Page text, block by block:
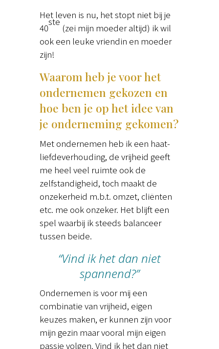
Het leven is nu, het stopt niet bij je
40
ste
(zei mijn moeder altijd) ik wil
ook een leuke vriendin en moeder
zijn!
Waarom heb je voor het
ondernemen gekozen en
hoe ben je op het idee van
je onderneming gekomen?
Met ondernemen heb ik een haat-
liefdeverhouding, de vrijheid geeft
me heel veel ruimte ook de
zelfstandigheid, toch maakt de
onzekerheid m.b.t. omzet, cliënten
etc. me ook onzeker. Het blijft een
spel waarbij ik steeds balanceer
tussen beide.
“Vind ik het dan niet
spannend?”
Ondernemen is voor mij een
combinatie van vrijheid, eigen
keuzes maken, er kunnen zijn voor
mijn gezin maar vooral mijn eigen
passie volgen. Vind ik het dan niet